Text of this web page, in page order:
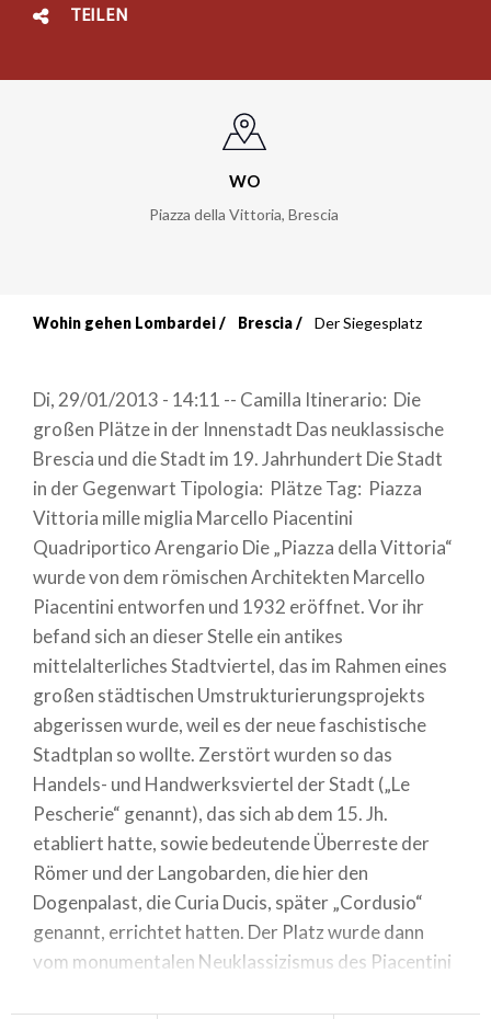
TEILEN
WO
Piazza della Vittoria, Brescia
Wohin gehen Lombardei Brescia Der Siegesplatz
Di, 29/01/2013 - 14:11 -- Camilla Itinerario: Die
großen Plätze in der Innenstadt Das neuklassische
Brescia und die Stadt im 19. Jahrhundert Die Stadt
in der Gegenwart Tipologia: Plätze Tag: Piazza
Vittoria mille miglia Marcello Piacentini
Quadriportico Arengario Die „Piazza della Vittoria“
wurde von dem römischen Architekten Marcello
Piacentini entworfen und 1932 eröffnet. Vor ihr
befand sich an dieser Stelle ein antikes
mittelalterliches Stadtviertel, das im Rahmen eines
großen städtischen Umstrukturierungsprojekts
abgerissen wurde, weil es der neue faschistische
Stadtplan so wollte. Zerstört wurden so das
Handels- und Handwerksviertel der Stadt („Le
Pescherie“ genannt), das sich ab dem 15. Jh.
etabliert hatte, sowie bedeutende Überreste der
Römer und der Langobarden, die hier den
Dogenpalast, die Curia Ducis, später „Cordusio“
genannt, errichtet hatten. Der Platz wurde dann
vom monumentalen Neuklassizismus des Piacentini